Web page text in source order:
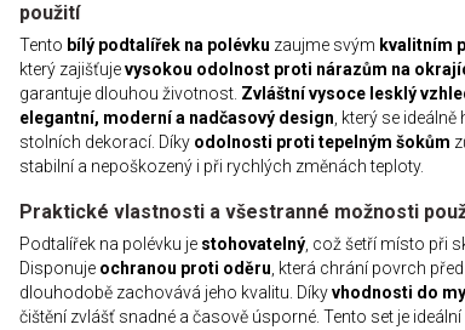
použití
Tento bílý podtalířek na polévku zaujme svým kvalitním
který zajišťujevysokou odolnost proti nárazům na
garantuje dlouhou životnost. Zvláštní vysoce lesklý
elegantní, moderní a nadčasový design , který se
stolních dekorací. Díky odolnosti proti tepelným šokům
stabilní a nepoškozený i při rychlých změnách teploty.
Praktické vlastnosti a všestranné možnosti
Podtalířek na polévku je stohovatelný , což šetří místo při
Disponuje ochranou proti oděru , která chrání povrch
dlouhodobě zachovává jeho kvalitu. Díkyvhodnosti do
čištění zvlášť snadné a časově úsporné. Tento set je